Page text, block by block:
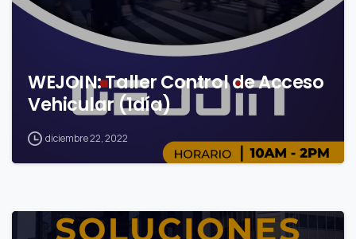
WEJOIN: Taller Control de Acceso
Vehicular (1día)
diciembre 22, 2022